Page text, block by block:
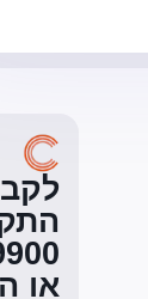
או